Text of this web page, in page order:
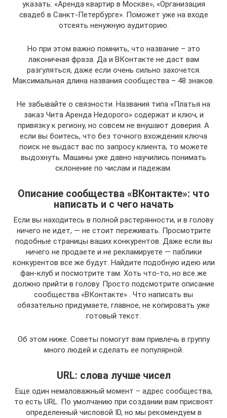
указать: «Аренда квартир в Москве», «Организация
свадеб в Санкт-Петербурге». Поможет уже на входе
отсеять ненужную аудиторию.
Но при этом важно помнить, что название – это
лаконичная фраза. Да и ВКонтакте не даст вам
разгуляться, даже если очень сильно захочется.
Максимальная длина названия сообщества – 48 знаков.
Не забывайте о связности. Названия типа «Платья на
заказ Чита Аренда Недорого» содержат и ключ, и
привязку к региону, но совсем не внушают доверия. А
если вы боитесь, что без точного вхождения ключа
поиск не выдаст вас по запросу клиента, то можете
выдохнуть. Машины уже давно научились понимать
склонение по числам и падежам.
Описание сообщества «ВКонтакте»: что
написать и с чего начать
Если вы находитесь в полной растерянности, и в голову
ничего не идет, — не стоит переживать. Просмотрите
подобные страницы ваших конкурентов. Даже если вы
ничего не продаете и не рекламируете — паблики
конкурентов все же будут. Найдите подобную идею или
фан-клуб и посмотрите там. Хоть что-то, но все же
должно прийти в голову. Просто подсмотрите описание
сообщества «ВКонтакте» . Что написать вы
обязательно придумаете, главное, не копировать уже
готовый текст.
Об этом ниже. Советы помогут вам привлечь в группу
много людей и сделать ее популярной.
URL: слова лучше чисел
Еще один немаловажный момент – адрес сообщества,
то есть URL. По умолчанию при создании вам присвоят
определенный числовой ID, но мы рекомендуем в